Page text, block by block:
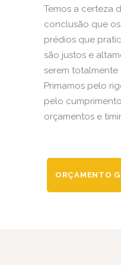
Temos a certeza
conclusão que
prédios que
são justos e
serem totalmente
Primamos pelo
pelo
orçamentos e
ORÇAMENTO